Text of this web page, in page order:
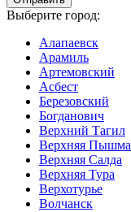
Выберите город:
Алапаевск
Арамиль
Артемовский
Асбест
Березовский
Богданович
Верхний Тагил
Верхняя Пышма
Верхняя Салда
Верхняя Тура
Верхотурье
Волчанск